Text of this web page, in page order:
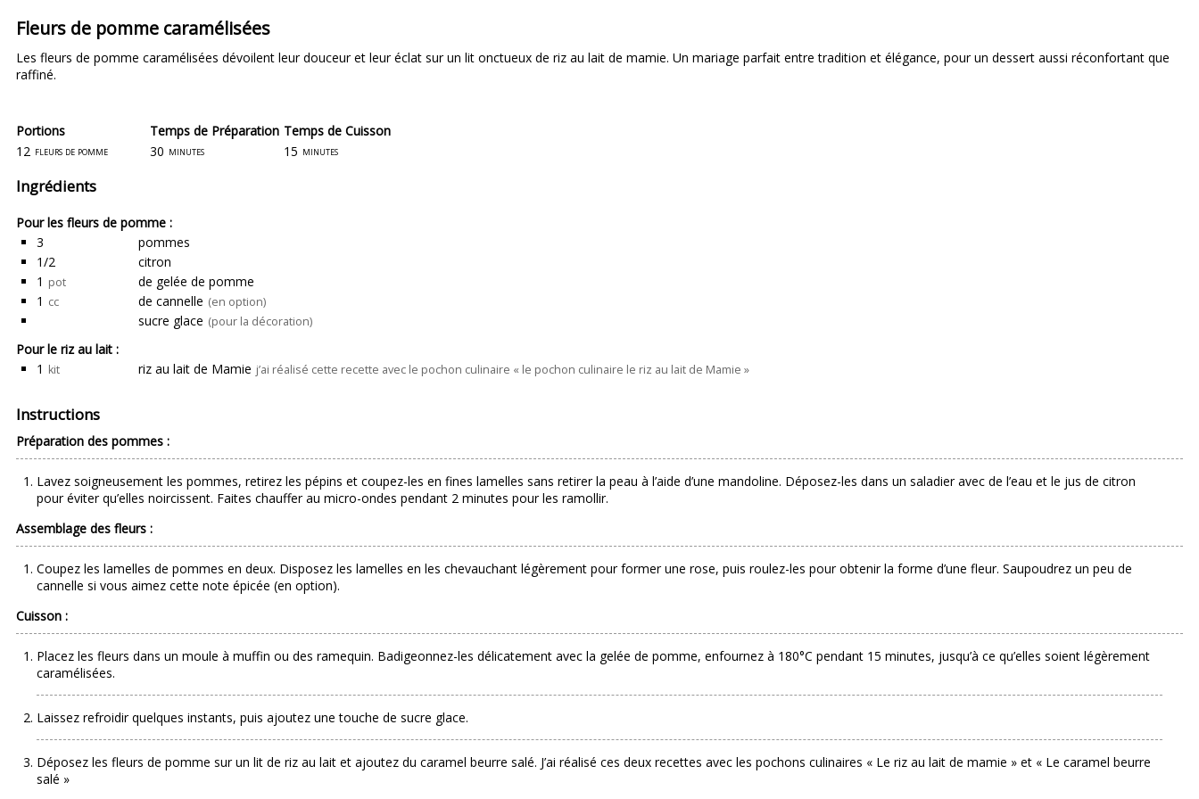
Fleurs de pomme caramélisées
Les fleurs de pomme caramélisées dévoilent leur douceur et leur éclat sur un lit onctueux de riz au lait de mamie. Un mariage parfait entre tradition et élégance, pour un dessert aussi réconfortant que
raffiné.
Portions
Temps de Préparation
12 fleurs de pomme 30 minutes
Temps de Cuisson
15 minutes
Ingrédients
Pour les fleurs de pomme :
3
pommes
1/2
citron
1 pot
de gelée de pomme
1 cc de cannelle (en option)
sucre glace (pour la décoration)
Pour le riz au lait :
1 kit riz au lait de Mamie j’ai réalisé cette recette avec le pochon culinaire « le pochon culinaire le riz au lait de Mamie »
Instructions
Préparation des pommes :
Lavez soigneusement les pommes, retirez les pépins et coupez-les en fines lamelles sans retirer la peau à l’aide d’une mandoline. Déposez-les dans un saladier avec de l’eau et le jus de citron
pour éviter qu’elles noircissent. Faites chauffer au micro-ondes pendant 2 minutes pour les ramollir.
Assemblage des fleurs :
Coupez les lamelles de pommes en deux. Disposez les lamelles en les chevauchant légèrement pour former une rose, puis roulez-les pour obtenir la forme d’une fleur. Saupoudrez un peu de
cannelle si vous aimez cette note épicée (en option).
Cuisson :
Placez les fleurs dans un moule à muffin ou des ramequin. Badigeonnez-les délicatement avec la gelée de pomme, enfournez à 180°C pendant 15 minutes, jusqu’à ce qu’elles soient légèrement
caramélisées.
Laissez refroidir quelques instants, puis ajoutez une touche de sucre glace.
Déposez les fleurs de pomme sur un lit de riz au lait et ajoutez du caramel beurre salé. J’ai réalisé ces deux recettes avec les pochons culinaires « Le riz au lait de mamie » et « Le caramel beurre
salé »